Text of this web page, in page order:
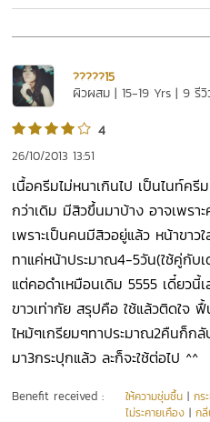
?????15
ผิวผสม | 15-19 Yrs | 9 รีวิ
4
26/10/2013 13:51
เนื้อครีมไม่หนาเกินไป เป็นไนท์ครี
กว่าเดิม มีสิวขึ้นมาบ้าง อาจเพรา
เพราะเป็นคนมีสิวอยู่แล้ว หน้าขา
ทาแค่หน้าประมาณ4-5วัน(ใช้คู่กับ
แต่คอดำเหมือนเดิม 5555 เดี๋ยวนี้
ขาวเท่ากัย สรุปคือ ใช้แล้วติดใจ
ไหม้ๆเกรียมๆทาประมาณ2คืนก็ก
มา3กระปุกแล้ว ละก็จะใช้ต่อไป ^^
Benefit received : ให้ความชุ่มชื้น |กร
ไม่ระคายเคือง |ก